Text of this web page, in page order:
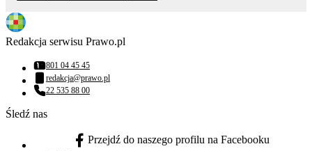
Redakcja serwisu Prawo.pl
Numer telefonu:
801 04 45 45
Adres email:
redakcja@prawo.pl
Numer telefonu:
22 535 88 00
Śledź nas
facebook - otwiera się w nowej karcie
Przejdź do naszego profilu na Facebooku